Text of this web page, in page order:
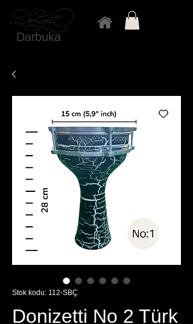
Darbuka
Stok kodu: 112-SBÇ
Donizetti No 2 Türk